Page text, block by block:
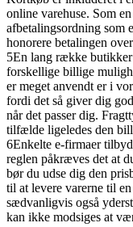
online varehuse. Som
afbetalingsordning som
honorere betalingen
5En lang række
forskellige billige
er meget anvendt er i
fordi det så giver dig
når det passer dig.
tilfælde ligeledes den
6Enkelte e-firmaer
reglen påkræves det at
bør du udse dig den
til at levere varerne til
sædvanligvis også
kan ikke modsiges at